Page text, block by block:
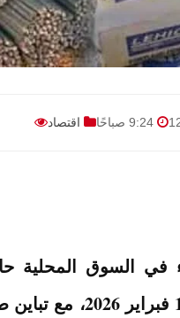
اقتصاد
في السوق المحلية
تعاملات اليوم